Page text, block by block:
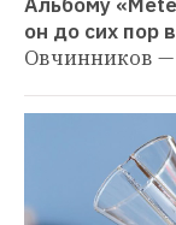
он до сих пор
Овчинников —